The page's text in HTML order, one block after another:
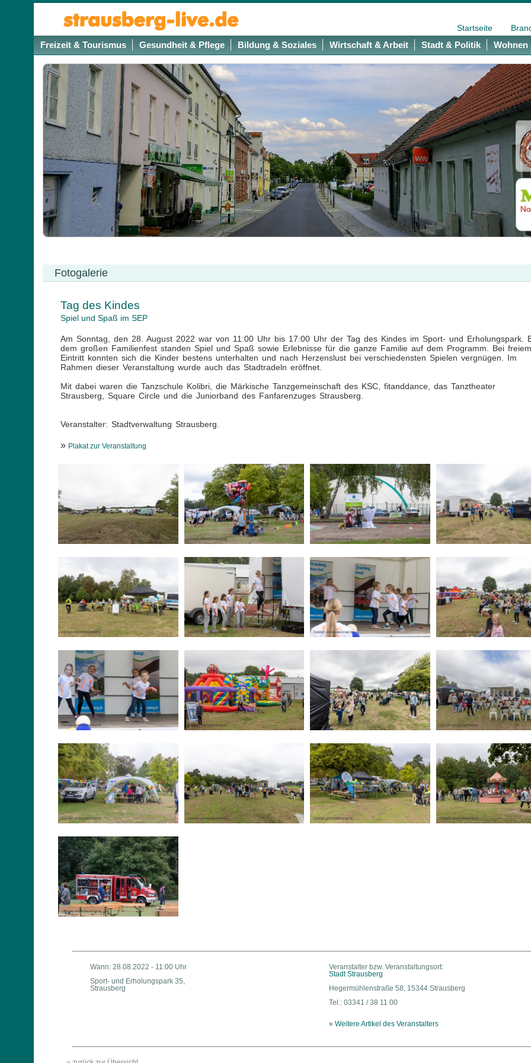
Startseite
Freizeit & Tourismus Gesundheit & Pflege Bildung & Soziales Wirtschaft & Arbeit Stadt & Politik Wohnen
Fotogalerie
Tag des Kindes
Spiel und Spaß im SEP
Am Sonntag, den 28. August 2022 war von 11:00 Uhr bis 17:00 Uhr der Tag des Kindes im Sport- und Erholungspark.
dem großen Familienfest standen Spiel und Spaß sowie Erlebnisse für die ganze Familie auf dem Programm. Bei freiem
Eintritt konnten sich die Kinder bestens unterhalten und nach Herzenslust bei verschiedensten Spielen vergnügen. Im
Rahmen dieser Veranstaltung wurde auch das Stadtradeln eröffnet.
Mit dabei waren die Tanzschule Kolibri, die Märkische Tanzgemeinschaft des KSC, fitanddance, das Tanztheater
Strausberg, Square Circle und die Juniorband des Fanfarenzuges Strausberg.
Veranstalter: Stadtverwaltung Strausberg.
» Plakat zur Veranstaltung
Wann: 28.08.2022 - 11:00 Uhr
Sport- und Erholungspark 35,
Strausberg
Veranstalter bzw. Veranstaltungsort:
Stadt Strausberg
Hegermühlenstraße 58, 15344 Strausberg
Tel.: 03341 / 38 11 00
» Weitere Artikel des Veranstalters